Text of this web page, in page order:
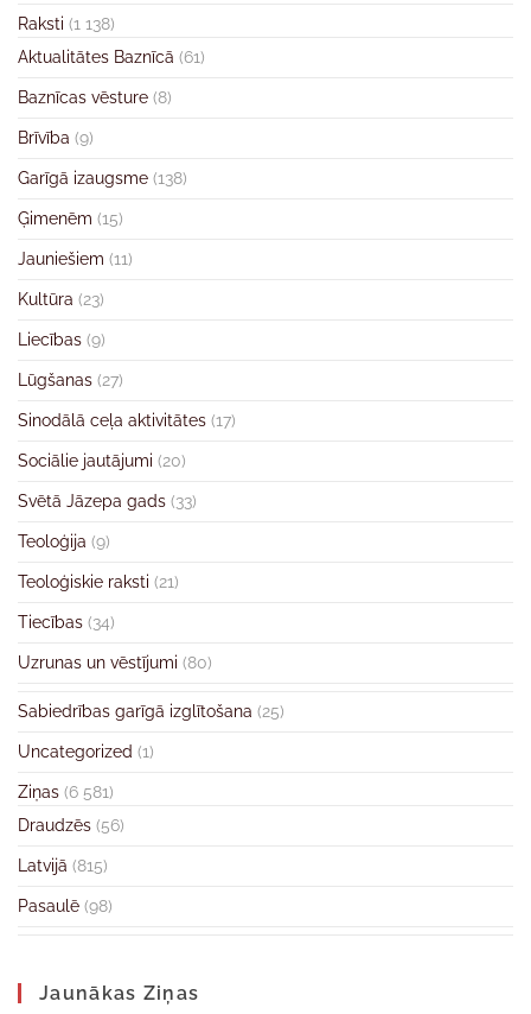
Raksti (1 138)
Aktualitātes Baznīcā (61)
Baznīcas vēsture (8)
Brīvība (9)
Garīgā izaugsme (138)
Ģimenēm (15)
Jauniešiem (11)
Kultūra (23)
Liecības (9)
Lūgšanas (27)
Sinodālā ceļa aktivitātes (17)
Sociālie jautājumi (20)
Svētā Jāzepa gads (33)
Teoloģija (9)
Teoloģiskie raksti (21)
Tiecības (34)
Uzrunas un vēstījumi (80)
Sabiedrības garīgā izglītošana (25)
Uncategorized (1)
Ziņas (6 581)
Draudzēs (56)
Latvijā (815)
Pasaulē (98)
Jaunākas Ziņas